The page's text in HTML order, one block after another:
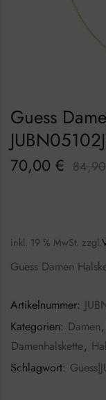
Guess
70,00 €
inkl. 19 % MwSt. zzgl.
Guess Damen
Artikelnummer:
Kategorien: Damen,
Damenhalskette,
Schlagwort: